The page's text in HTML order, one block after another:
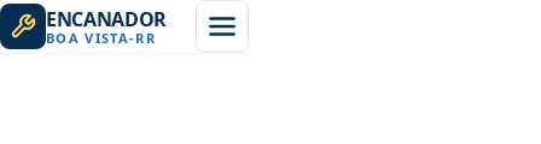
ENCANADOR
BOA VISTA-RR